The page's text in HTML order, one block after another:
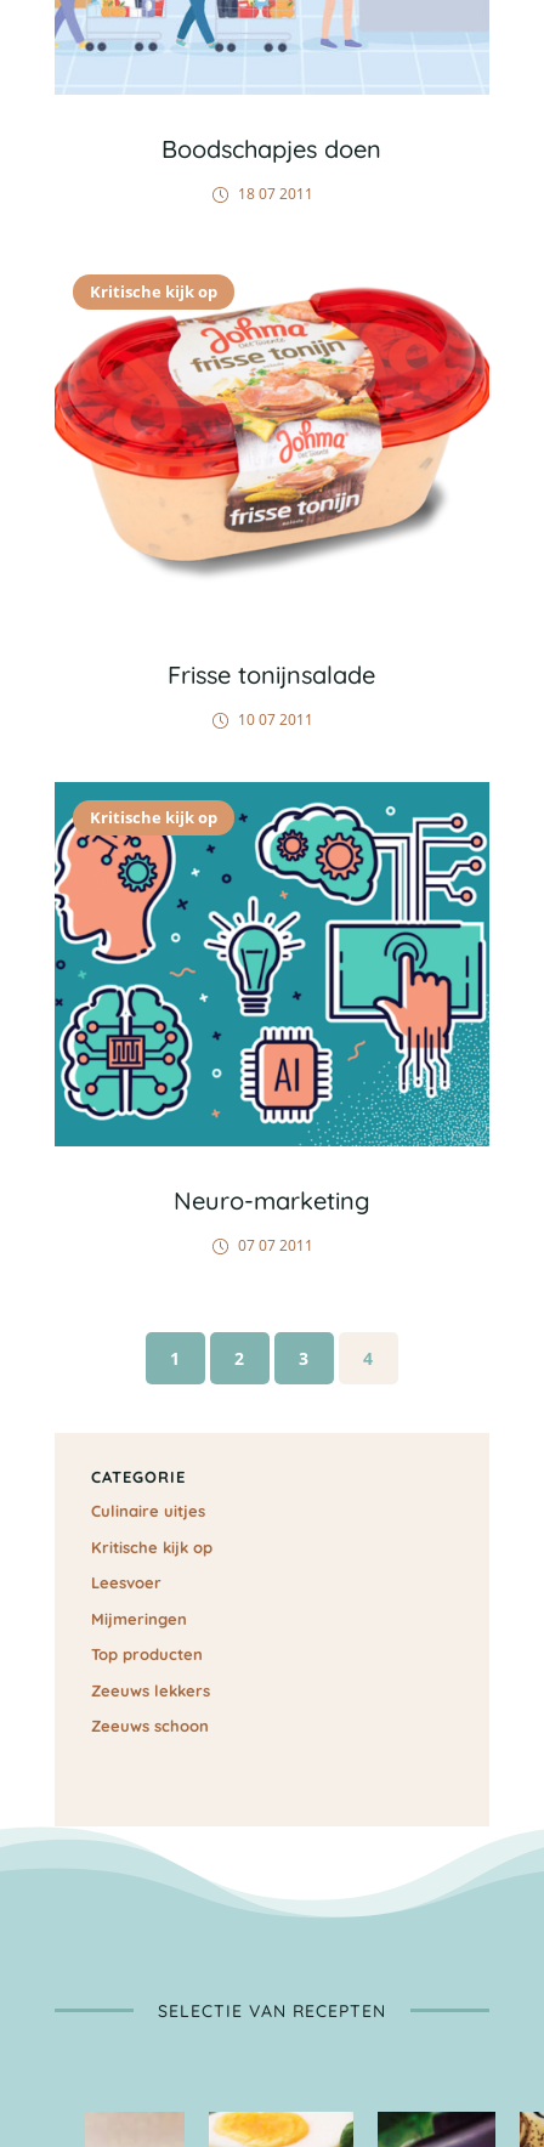
Boodschapjes doen
18 07 2011
Kritische kijk op
Frisse tonijnsalade
10 07 2011
Kritische kijk op
Neuro-marketing
07 07 2011
1 2 3 4
CATEGORIE
Culinaire uitjes
Kritische kijk op
Leesvoer
Mijmeringen
Top producten
Zeeuws lekkers
Zeeuws schoon
SELECTIE VAN RECEPTEN